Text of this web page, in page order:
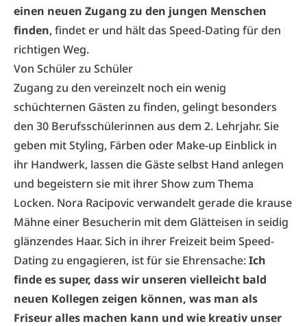
einen neuen Zugang zu den jungen Menschen
finden, findet er und hält das Speed-Dating für den
richtigen Weg.
Von Schüler zu Schüler
Zugang zu den vereinzelt noch ein wenig
schüchternen Gästen zu finden, gelingt besonders
den 30 Berufsschülerinnen aus dem 2. Lehrjahr. Sie
geben mit Styling, Färben oder Make-up Einblick in
ihr Handwerk, lassen die Gäste selbst Hand anlegen
und begeistern sie mit ihrer Show zum Thema
Locken. Nora Racipovic verwandelt gerade die krause
Mähne einer Besucherin mit dem Glätteisen in seidig
glänzendes Haar. Sich in ihrer Freizeit beim Speed-
Dating zu engagieren, ist für sie Ehrensache:Ich
finde es super, dass wir unseren vielleicht bald
neuen Kollegen zeigen können, was man als
Friseur alles machen kann und wie kreativ unser